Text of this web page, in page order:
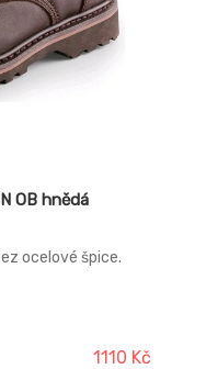
OB hnědá
ocelové špice.
1110 Kč